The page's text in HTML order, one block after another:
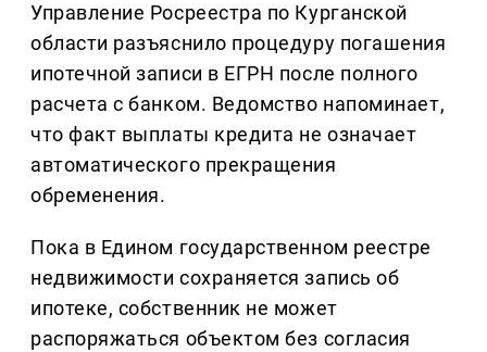
Управление Росреестра по Курганской
области разъяснило процедуру погашения
ипотечной записи в ЕГРН после полного
расчета с банком. Ведомство напоминает,
что факт выплаты кредита не означает
автоматического прекращения
обременения.
Пока в Едином государственном реестре
недвижимости сохраняется запись об
ипотеке, собственник не может
распоряжаться объектом без согласия